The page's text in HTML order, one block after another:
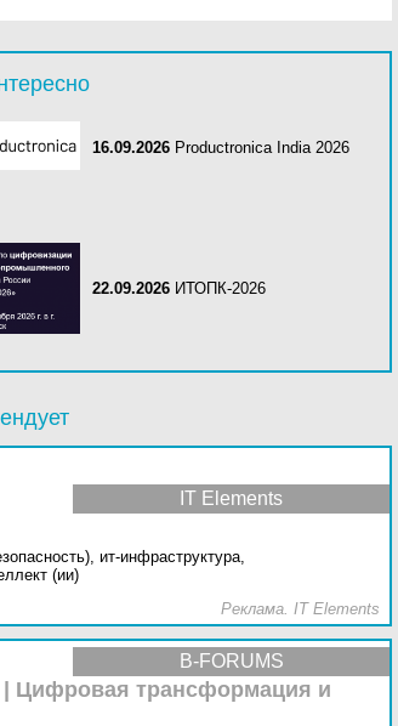
16.09.2026 Productronica India 2026
22.09.2026 ИТОПК-2026
IT Elements
ит-инфраструктура,
(ии)
Реклама. IT Elements
B-FORUMS
| Цифровая трансформация и